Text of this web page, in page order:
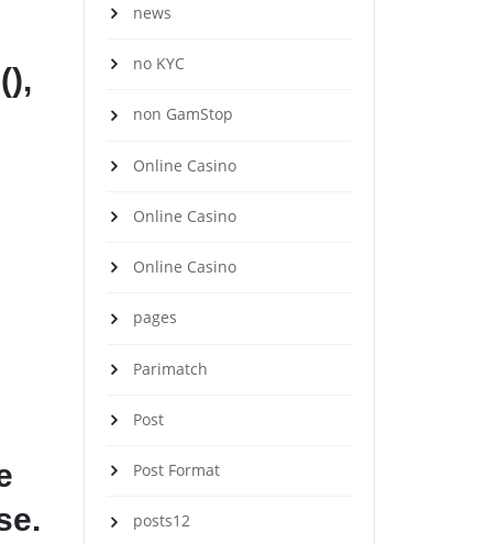
news
no KYC
non GamStop
Online Casino
Online Casino
Online Casino
pages
Parimatch
Post
Post Format
posts12